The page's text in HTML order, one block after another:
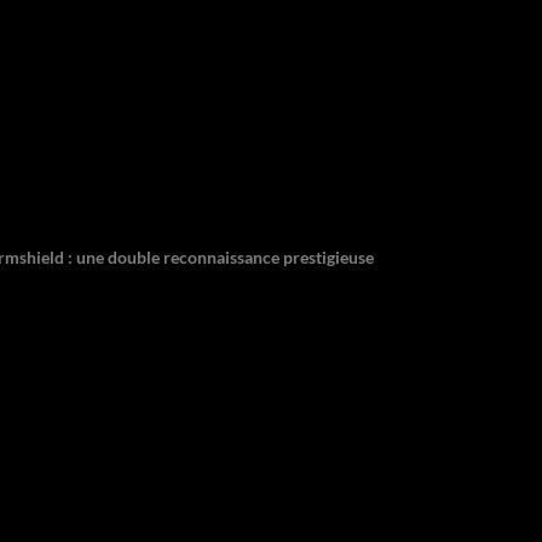
: une double reconnaissance prestigieuse